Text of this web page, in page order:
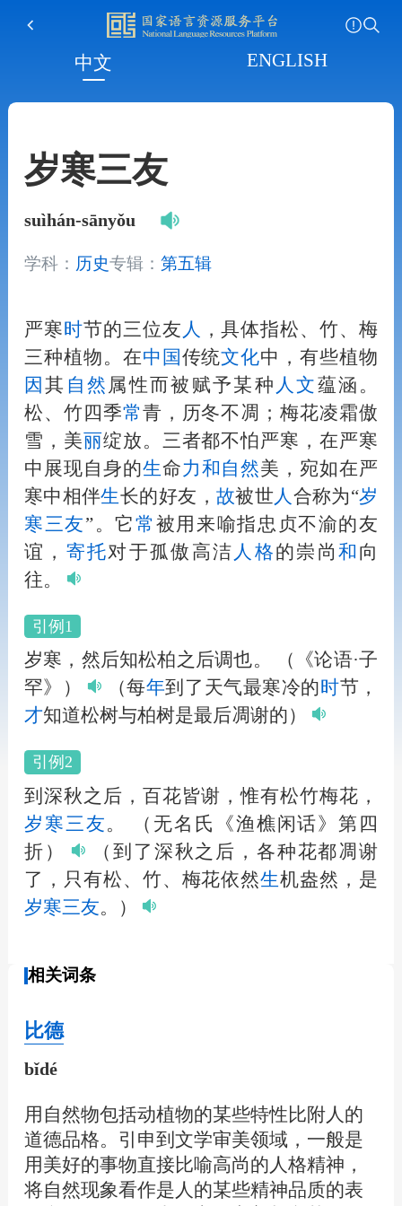
中文 ENGLISH
岁寒三友
suìhán-sānyǒu
学科： 历史专辑： 第五辑
严寒 时节的三位友 人
，具体指松、竹、梅
三种植物。在中国 传统文化中，有些植物
因其 自然 属性而被赋予某种 人文蕴涵。
松、竹四季常青，历冬不凋；梅花凌霜傲
雪，美丽绽放。三者都不怕严寒，在严寒
中展现自身的生命力和 自然美，宛如在严
寒中相伴生长的好友， 故被世人 合称为“岁
寒三友”。它常 被用来喻指忠贞不渝的友
谊， 寄托对于孤傲高洁 人 格的崇尚 和 向
往。
引例1
岁寒，然后知松柏之后调也。
（《论语·子
罕》）
（每年到了天气最寒冷的 时节，
才知道松树与柏树是最后凋谢的）
引例2
到深秋之后，百花皆谢，惟有松竹梅花，
岁寒三友。
（无名氏《渔樵闲话》第四
折）
（到了深秋之后，各种花都凋谢
了，只有松、竹、梅花依然生机盎然，是
岁寒三友。）
相关词条
比德
bǐdé
用自然物包括动植物的某些特性比附人的
道德品格。引申到文学审美领域，一般是
用美好的事物直接比喻高尚的人格精神，
将自然现象看作是人的某些精神品质的表